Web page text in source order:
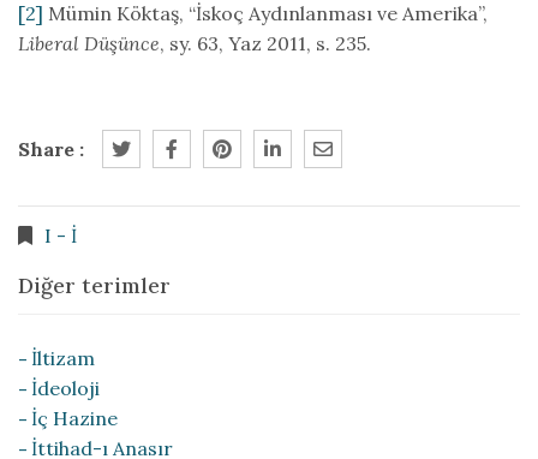
[2] Mümin Köktaş, “İskoç Aydınlanması ve Amerika”,
Liberal Düşünce, sy. 63, Yaz 2011, s. 235.
Share :
I - İ
Diğer terimler
İltizam
İdeoloji
İç Hazine
İttihad-ı Anasır